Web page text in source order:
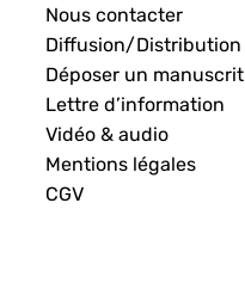
Nous contacter
Diffusion/Distribution
Déposer un manuscrit
Lettre d’information
Vidéo & audio
Mentions légales
CGV